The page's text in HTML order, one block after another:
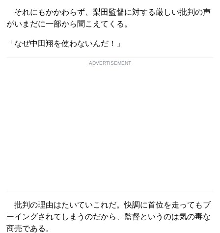
それにもかかわらず、梨田監督に対する厳しい批判の声
がいまだに一部から聞こえてくる。
「なぜ中田翔を使わないんだ！」
ADVERTISEMENT
批判の理由はたいていこれだ。快調に首位を走ってもブ
ーイングされてしまうのだから、監督というのは気の毒な
商売である。